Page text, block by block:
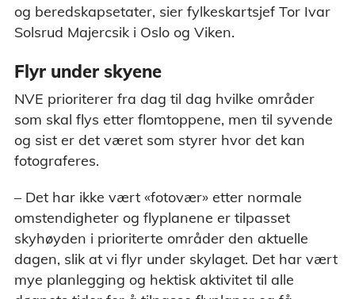
og beredskapsetater, sier fylkeskartsjef Tor Ivar
Solsrud Majercsik i Oslo og Viken.
Flyr under skyene
NVE prioriterer fra dag til dag hvilke områder
som skal flys etter flomtoppene, men til syvende
og sist er det været som styrer hvor det kan
fotograferes.
– Det har ikke vært «fotovær» etter normale
omstendigheter og flyplanene er tilpasset
skyhøyden i prioriterte områder den aktuelle
dagen, slik at vi flyr under skylaget. Det har vært
mye planlegging og hektisk aktivitet til alle